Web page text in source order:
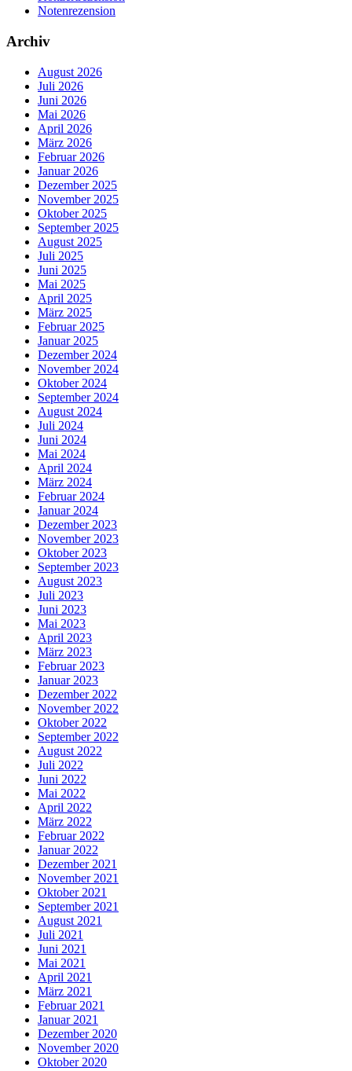
Notenrezension
Archiv
August 2026
Juli 2026
Juni 2026
Mai 2026
April 2026
März 2026
Februar 2026
Januar 2026
Dezember 2025
November 2025
Oktober 2025
September 2025
August 2025
Juli 2025
Juni 2025
Mai 2025
April 2025
März 2025
Februar 2025
Januar 2025
Dezember 2024
November 2024
Oktober 2024
September 2024
August 2024
Juli 2024
Juni 2024
Mai 2024
April 2024
März 2024
Februar 2024
Januar 2024
Dezember 2023
November 2023
Oktober 2023
September 2023
August 2023
Juli 2023
Juni 2023
Mai 2023
April 2023
März 2023
Februar 2023
Januar 2023
Dezember 2022
November 2022
Oktober 2022
September 2022
August 2022
Juli 2022
Juni 2022
Mai 2022
April 2022
März 2022
Februar 2022
Januar 2022
Dezember 2021
November 2021
Oktober 2021
September 2021
August 2021
Juli 2021
Juni 2021
Mai 2021
April 2021
März 2021
Februar 2021
Januar 2021
Dezember 2020
November 2020
Oktober 2020